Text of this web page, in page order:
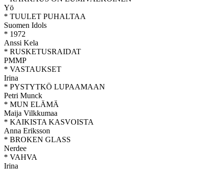
Yö
* TUULET PUHALTAA
Suomen Idols
* 1972
Anssi Kela
* RUSKETUSRAIDAT
PMMP
* VASTAUKSET
Irina
* PYSTYTKÖ LUPAAMAAN
Petri Munck
* MUN ELÄMÄ
Maija Vilkkumaa
* KAIKISTA KASVOISTA
Anna Eriksson
* BROKEN GLASS
Nerdee
* VAHVA
Irina